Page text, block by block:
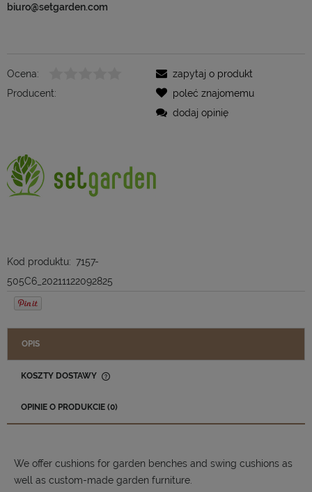
biuro@setgarden.com
Ocena:
Producent:
Kod produktu: 7157-
505C6_20211122092825
zapytaj o produkt
poleć znajomemu
dodaj opinię
OPIS
KOSZTY DOSTAWY
OPINIE O PRODUKCIE (0)
We offer cushions for garden benches and swing cushions as
well as custom-made garden furniture.